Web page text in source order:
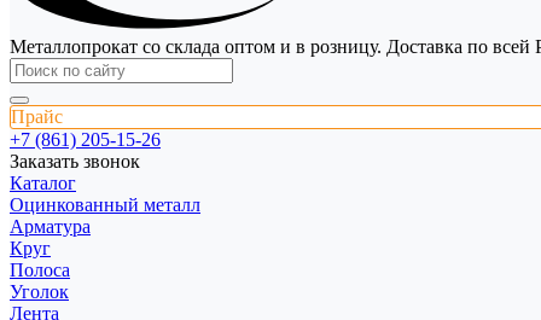
Металлопрокат со склада оптом и в розницу. Доставка по всей
Прайс
+7 (861) 205-15-26
Заказать звонок
Каталог
Оцинкованный металл
Арматура
Круг
Полоса
Уголок
Лента